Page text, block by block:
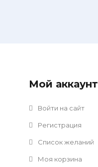
Мой аккаунт
Войти на сайт
Регистрация
Список желаний
Моя корзина